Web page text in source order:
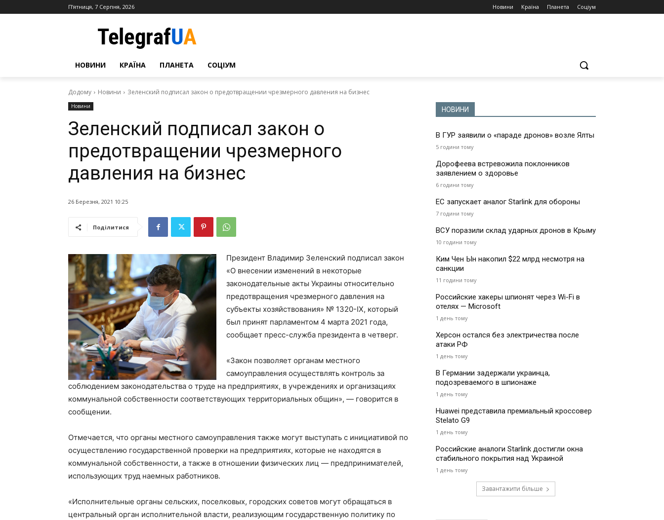
П’ятниця, 7 Серпня, 2026 Новини Країна Планета Соціум
НОВИНИ КРАЇНА ПЛАНЕТА СОЦІУМ
Додому Новини Зеленский подписал закон о предотвращении чрезмерного давления на бизнес
Новини
Зеленский подписал закон о
предотвращении чрезмерного
давления на бизнес
26 Березня, 2021 10:25
Поділитися
Президент Владимир Зеленский подписал закон
«О внесении изменений в некоторые
законодательные акты Украины относительно
предотвращения чрезмерного давления на
субъекты хозяйствования» № 1320-IX, который
был принят парламентом 4 марта 2021 года,
сообщает пресс-служба президента в четверг.
«Закон позволяет органам местного
самоуправления осуществлять контроль за
соблюдением законодательства о труде на предприятиях, в учреждениях и организациях
коммунальной собственности соответствующих территориальных общин», — говорится в
сообщении.
Отмечается, что органы местного самоуправления также могут выступать с инициативой по
осуществлению государственной проверки на предприятиях, которые не находятся в
коммунальной собственности, а также в отношении физических лиц — предпринимателей,
использующих труд наемных работников.
«Исполнительные органы сельских, поселковых, городских советов могут обращаться в
центральный орган исполнительной власти, реализующим государственную политику по
НОВИНИ
В ГУР заявили о «параде дронов» возле Ялты
5 години тому
Дорофеева встревожила поклонников
заявлением о здоровье
6 години тому
ЕС запускает аналог Starlink для обороны
7 години тому
ВСУ поразили склад ударных дронов в Крыму
10 години тому
Ким Чен Ын накопил $22 млрд несмотря на
санкции
11 години тому
Российские хакеры шпионят через Wi-Fi в
отелях — Microsoft
1 день тому
Херсон остался без электричества после
атаки РФ
1 день тому
В Германии задержали украинца,
подозреваемого в шпионаже
1 день тому
Huawei представила премиальный кроссовер
Stelato G9
1 день тому
Российские аналоги Starlink достигли окна
стабильного покрытия над Украиной
1 день тому
Завантажити більше